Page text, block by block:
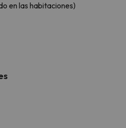
en las habitaciones)